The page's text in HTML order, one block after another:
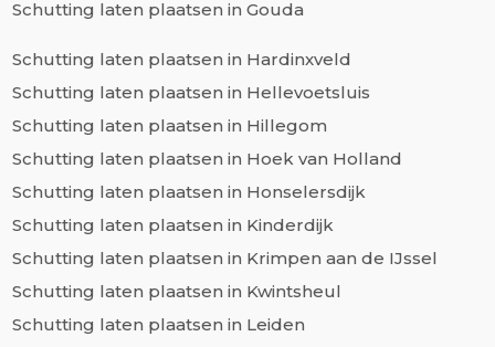
Schutting laten plaatsen in Gouda
Schutting laten plaatsen in Hardinxveld
Schutting laten plaatsen in Hellevoetsluis
Schutting laten plaatsen in Hillegom
Schutting laten plaatsen in Hoek van Holland
Schutting laten plaatsen in Honselersdijk
Schutting laten plaatsen in Kinderdijk
Schutting laten plaatsen in Krimpen aan de IJssel
Schutting laten plaatsen in Kwintsheul
Schutting laten plaatsen in Leiden